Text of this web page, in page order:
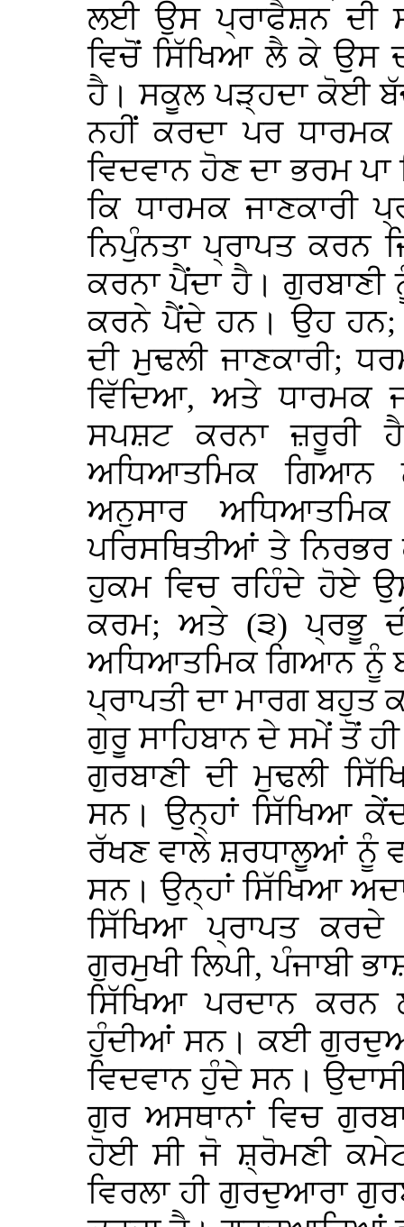
ਲਈ ਉਸ ਪ੍ਰਾਫੈਸ਼ਨ ਦੀ
ਵਿਚੋਂ ਸਿੱਖਿਆ ਲੈ ਕੇ ਉਸ
ਹੈ। ਸਕੂਲ ਪੜ੍ਹਦਾ ਕੋਈ
ਨਹੀਂ ਕਰਦਾ ਪਰ
ਵਿਦਵਾਨ ਹੋਣ ਦਾ ਭਰਮ
ਕਿ ਧਾਰਮਕ ਜਾਣਕਾਰੀ
ਨਿਪੁੰਨਤਾ ਪ੍ਰਾਪਤ ਕਰਨ
ਕਰਨਾ ਪੈਂਦਾ ਹੈ।
ਕਰਨੇ ਪੈਂਦੇ ਹਨ। ਉਹ
ਦੀ ਮੁਢਲੀ ਜਾਣਕਾਰੀ;
ਵਿੱਦਿਆ, ਅਤੇ ਧਾਰਮਕ
ਸਪਸ਼ਟ ਕਰਨਾ ਜ਼ਰੂਰੀ ਹੈ
ਅਧਿਆਤਮਿਕ ਗਿਆਨ
ਅਨੁਸਾਰ
ਪਰਿਸਥਿਤੀਆਂ ਤੇ
ਹੁਕਮ ਵਿਚ ਰਹਿੰਦੇ ਹੋਏ
ਕਰਮ; ਅਤੇ (੩) ਪ੍ਰਭੂ
ਅਧਿਆਤਮਿਕ ਗਿਆਨ ਨੂੰ
ਪ੍ਰਾਪਤੀ ਦਾ ਮਾਰਗ ਬਹੁਤ
ਗੁਰੂ ਸਾਹਿਬਾਨ ਦੇ ਸਮੇਂ ਤੋਂ
ਗੁਰਬਾਣੀ ਦੀ ਮੁਢਲੀ
ਸਨ। ਉਨ੍ਹਾਂ ਸਿੱਖਿਆ
ਰੱਖਣ ਵਾਲੇ ਸ਼ਰਧਾਲੂਆਂ ਨੂੰ
ਸਨ। ਉਨ੍ਹਾਂ ਸਿੱਖਿਆ
ਸਿੱਖਿਆ ਪ੍ਰਾਪਤ
ਗੁਰਮੁਖੀ ਲਿਪੀ, ਪੰਜਾਬੀ
ਸਿੱਖਿਆ ਪਰਦਾਨ ਕਰਨ
ਹੁੰਦੀਆਂ ਸਨ। ਕਈ
ਵਿਦਵਾਨ ਹੁੰਦੇ ਸਨ।
ਗੁਰ ਅਸਥਾਨਾਂ ਵਿਚ
ਹੋਈ ਸੀ ਜੋ ਸ਼੍ਰੋਮਣੀ
ਵਿਰਲਾ ਹੀ ਗੁਰਦੁਆਰਾ